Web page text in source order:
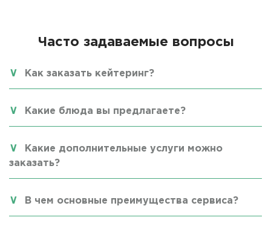
Часто задаваемые вопросы
Как заказать кейтеринг?
Какие блюда вы предлагаете?
Какие дополнительные услуги можно
заказать?
В чем основные преимущества сервиса?